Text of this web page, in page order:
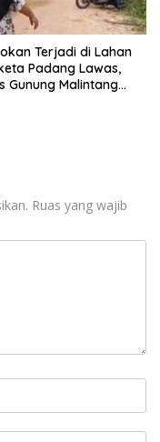
Terjadi di Lahan
Padang Lawas,
Gunung Malintang
Ruas yang wajib